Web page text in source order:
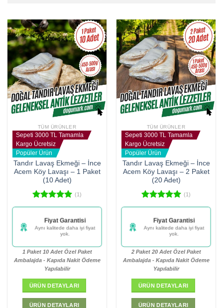
TÜM ÜRÜNLER
Sepeti 3000 TL Tamamla
Kargo Ücretsiz
Popüler Ürün
Tandır Lavaş Ekmeği – İnce
Acem Köy Lavaşı – 1 Paket
(10 Adet)
5 üzerinden
(1)
Şu an (597) kişi bu
ürünle ilgileniyor
Bu fırsatı kaçırmayın!
1 Paket 10 Adet Özel Paket
Ambalajda - Kapıda Nakit Ödeme
Yapılabilir
ÜRÜN DETAYLARI
ÜRÜN DETAYLARI
TÜM ÜRÜNLER
Sepeti 3000 TL Tamamla
Kargo Ücretsiz
Popüler Ürün
Tandır Lavaş Ekmeği – İnce
Acem Köy Lavaşı – 2 Paket
(20 Adet)
5 üzerinden
(1)
Şu an (993) kişi bu
ürünle ilgileniyor
Bu fırsatı kaçırmayın!
2 Paket 20 Adet Özel Paket
Ambalajda - Kapıda Nakit Ödeme
Yapılabilir
ÜRÜN DETAYLARI
ÜRÜN DETAYLARI